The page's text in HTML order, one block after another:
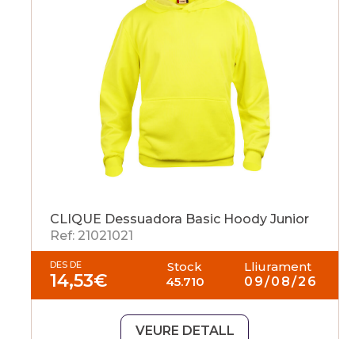
CLIQUE Dessuadora Basic Hoody Junior
Ref: 21021021
DES DE
14,53€
Stock
45.710
Lliurament
09/08/26
VEURE DETALL